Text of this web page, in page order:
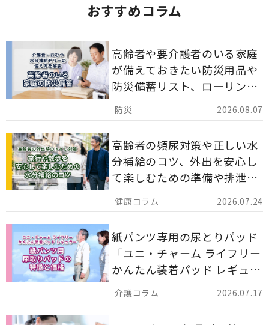
おすすめコラム
2026.08.07
高齢者や要介護者のいる家庭
が備えておきたい防災用品や
防災備蓄リスト、ローリング
ストックのポイントについて
解説します。
2026.07.24
高齢者の頻尿対策や正しい水
分補給のコツ、外出を安心し
て楽しむための準備や排泄ケ
ア用品の選び方を解説しま
す。
2026.07.17
紙パンツ専用の尿とりパッド
「ユニ・チャーム ライフリー
かんたん装着パッド レギュラ
ー 計162枚」について解説し
ます。